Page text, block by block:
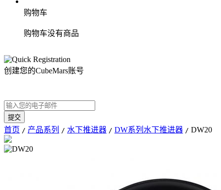
购物车
购物车没有商品
创建您的CubeMars账号
首页 / 产品系列 / 水下推进器 / DW系列水下推进器 / DW20